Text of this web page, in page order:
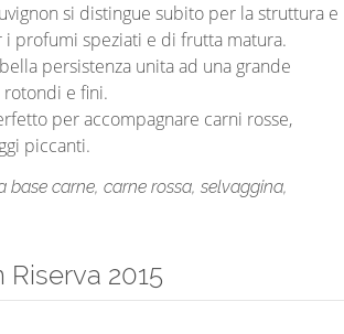
si distingue subito per la struttura e
profumi speziati e di frutta matura.
persistenza unita ad una grande
rotondi e fini.
per accompagnare carni rosse,
piccanti.
base carne, carne rossa, selvaggina,
2015